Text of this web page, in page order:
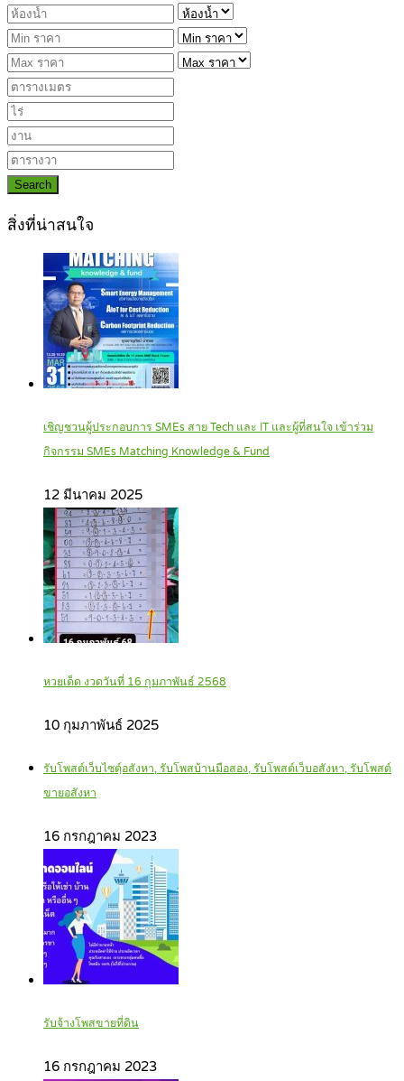
Search
สิ่งที่น่าสนใจ
เชิญชวนผู้ประกอบการ SMEs สาย Tech และ IT และผู้ที่สนใจ เข้าร่วม
กิจกรรม SMEs Matching Knowledge & Fund
12 มีนาคม 2025
หวยเด็ด งวดวันที่ 16 กุมภาพันธ์ 2568
10 กุมภาพันธ์ 2025
รับโพสต์เว็บไซตฺ์อสังหา, รับโพสบ้านมือสอง, รับโพสต์เว็บอสังหา, รับโพสต์
ขายอสังหา
16 กรกฎาคม 2023
รับจ้างโพสขายที่ดิน
16 กรกฎาคม 2023